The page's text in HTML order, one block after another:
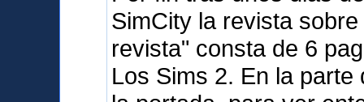
SimCity la revista
revista" consta de 6
Los Sims 2. En la